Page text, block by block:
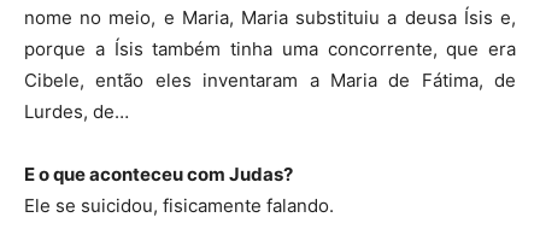
nome no meio, e Maria, Maria substituiu a deusa Ísis e,
porque a Ísis também tinha uma concorrente, que era
Cibele, então eles inventaram a Maria de Fátima, de
Lurdes, de…
E o que aconteceu com Judas?
Ele se suicidou, fisicamente falando.